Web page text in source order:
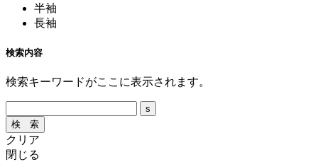
半袖
長袖
検索内容
検索キーワードがここに表示されます。
クリア
閉じる